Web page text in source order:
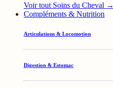
Voir tout Soins du Cheval →
Compléments & Nutrition
Articulations & Locomotion
Digestion & Estomac